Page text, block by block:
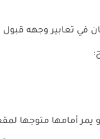
في تعابير وجهه قبول
يمر أمامها متوجها